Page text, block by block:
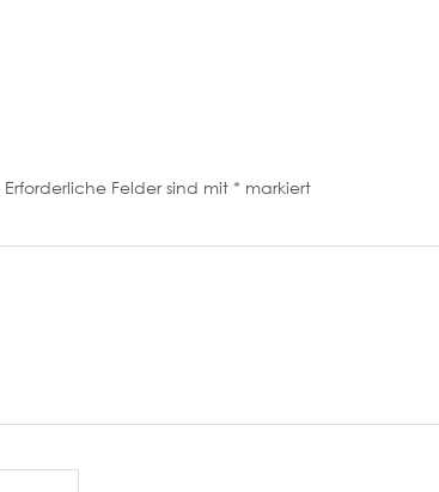
Erforderliche Felder sind mit * markiert